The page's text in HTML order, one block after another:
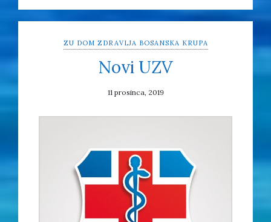
ZU DOM ZDRAVLJA BOSANSKA KRUPA
Novi UZV
11 prosinca, 2019